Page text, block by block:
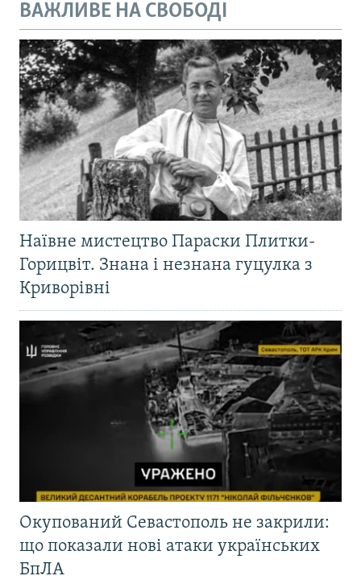
ВАЖЛИВЕ НА СВОБОДІ
Наївне мистецтво Параски Плитки-
Горицвіт. Знана і незнана гуцулка з
Криворівні
Окупований Севастополь не закрили:
що показали нові атаки українських
БпЛА